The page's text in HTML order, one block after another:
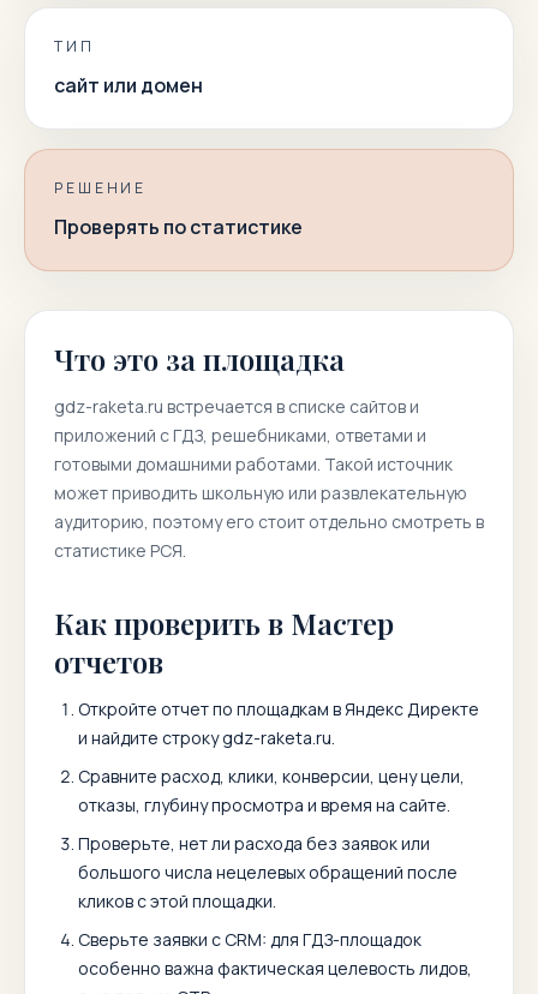
ТИП
сайт или домен
РЕШЕНИЕ
Проверять по статистике
Что это за площадка
gdz-raketa.ru встречается в списке сайтов и
приложений с ГДЗ, решебниками, ответами и
готовыми домашними работами. Такой источник
может приводить школьную или развлекательную
аудиторию, поэтому его стоит отдельно смотреть в
статистике РСЯ.
Как проверить в Мастер
отчетов
Откройте отчет по площадкам в Яндекс Директе
и найдите строкуgdz-raketa.ru.
Сравните расход, клики, конверсии, цену цели,
отказы, глубину просмотра и время на сайте.
Проверьте, нет ли расхода без заявок или
большого числа нецелевых обращений после
кликов с этой площадки.
Сверьте заявки с CRM: для ГДЗ-площадок
особенно важна фактическая целевость лидов,